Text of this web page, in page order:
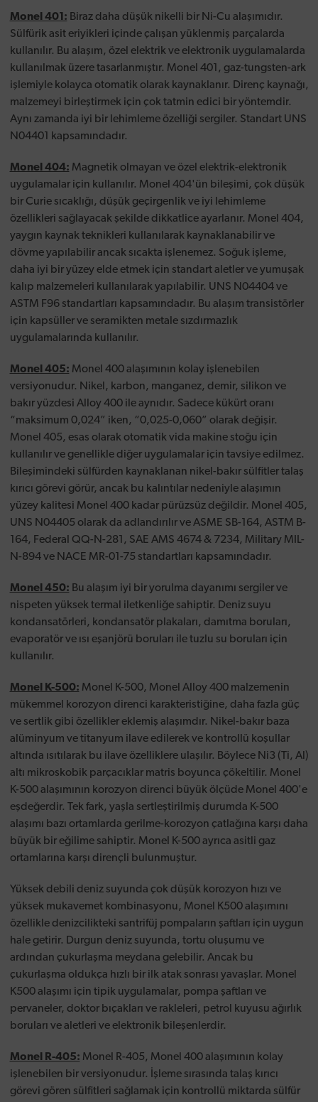
Monel 401: Biraz daha düşük nikelli bir Ni-Cu alaşımıdır.
Sülfürik asit eriyikleri içinde çalışan yüklenmiş parçalarda
kullanılır. Bu alaşım, özel elektrik ve elektronik uygulamalarda
kullanılmak üzere tasarlanmıştır. Monel 401, gaz-tungsten-ark
işlemiyle kolayca otomatik olarak kaynaklanır. Direnç kaynağı,
malzemeyi birleştirmek için çok tatmin edici bir yöntemdir.
Aynı zamanda iyi bir lehimleme özelliği sergiler. Standart UNS
N04401 kapsamındadır.
Monel 404: Magnetik olmayan ve özel elektrik-elektronik
uygulamalar için kullanılır. Monel 404'ün bileşimi, çok düşük
bir Curie sıcaklığı, düşük geçirgenlik ve iyi lehimleme
özellikleri sağlayacak şekilde dikkatlice ayarlanır. Monel 404,
yaygın kaynak teknikleri kullanılarak kaynaklanabilir ve
dövme yapılabilir ancak sıcakta işlenemez. Soğuk işleme,
daha iyi bir yüzey elde etmek için standart aletler ve yumuşak
kalıp malzemeleri kullanılarak yapılabilir. UNS N04404 ve
ASTM F96 standartları kapsamındadır. Bu alaşım transistörler
için kapsüller ve seramikten metale sızdırmazlık
uygulamalarında kullanılır.
Monel 405: Monel 400 alaşımının kolay işlenebilen
versiyonudur. Nikel, karbon, manganez, demir, silikon ve
bakır yüzdesi Alloy 400 ile aynıdır. Sadece kükürt oranı
“maksimum 0,024” iken, “0,025-0,060” olarak değişir.
Monel 405, esas olarak otomatik vida makine stoğu için
kullanılır ve genellikle diğer uygulamalar için tavsiye edilmez.
Bileşimindeki sülfürden kaynaklanan nikel-bakır sülfitler talaş
kırıcı görevi görür, ancak bu kalıntılar nedeniyle alaşımın
yüzey kalitesi Monel 400 kadar pürüzsüz değildir. Monel 405,
UNS N04405 olarak da adlandırılır ve ASME SB-164, ASTM B-
164, Federal QQ-N-281, SAE AMS 4674 & 7234, Military MIL-
N-894 ve NACE MR-01-75 standartları kapsamındadır.
Monel 450: Bu alaşım iyi bir yorulma dayanımı sergiler ve
nispeten yüksek termal iletkenliğe sahiptir. Deniz suyu
kondansatörleri, kondansatör plakaları, damıtma boruları,
evaporatör ve ısı eşanjörü boruları ile tuzlu su boruları için
kullanılır.
Monel K-500: Monel K-500, Monel Alloy 400 malzemenin
mükemmel korozyon direnci karakteristiğine, daha fazla güç
ve sertlik gibi özellikler eklemiş alaşımdır. Nikel-bakır baza
alüminyum ve titanyum ilave edilerek ve kontrollü koşullar
altında ısıtılarak bu ilave özelliklere ulaşılır. Böylece Ni3 (Ti, Al)
altı mikroskobik parçacıklar matris boyunca çökeltilir. Monel
K-500 alaşımının korozyon direnci büyük ölçüde Monel 400'e
eşdeğerdir. Tek fark, yaşla sertleştirilmiş durumda K-500
alaşımı bazı ortamlarda gerilme-korozyon çatlağına karşı daha
büyük bir eğilime sahiptir. Monel K-500 ayrıca asitli gaz
ortamlarına karşı dirençli bulunmuştur.
Yüksek debili deniz suyunda çok düşük korozyon hızı ve
yüksek mukavemet kombinasyonu, Monel K500 alaşımını
özellikle denizcilikteki santrifüj pompaların şaftları için uygun
hale getirir. Durgun deniz suyunda, tortu oluşumu ve
ardından çukurlaşma meydana gelebilir. Ancak bu
çukurlaşma oldukça hızlı bir ilk atak sonrası yavaşlar. Monel
K500 alaşımı için tipik uygulamalar, pompa şaftları ve
pervaneler, doktor bıçakları ve rakleleri, petrol kuyusu ağırlık
boruları ve aletleri ve elektronik bileşenlerdir.
Monel R-405: Monel R-405, Monel 400 alaşımının kolay
işlenebilen bir versiyonudur. İşleme sırasında talaş kırıcı
görevi gören sülfitleri sağlamak için kontrollü miktarda sülfür